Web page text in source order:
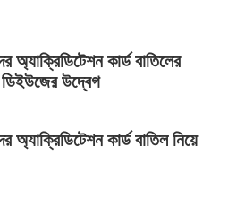
অ্যাক্রিডিটেশন কার্ড বাতিলের
ডিইউজের উদ্বেগ
অ্যাক্রিডিটেশন কার্ড বাতিল নিয়ে